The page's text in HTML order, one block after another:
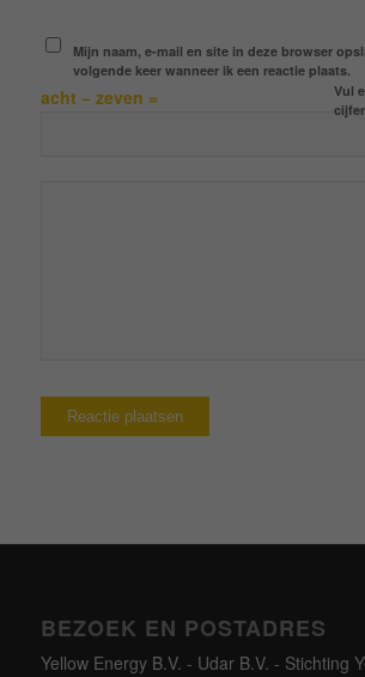
Mijn naam, e-mail en site in deze browser
volgende keer wanneer ik een reactie plaats.
Vul
acht − zeven =
BEZOEK EN POSTADRES
Yellow Energy B.V. - Udar B.V. - Stichting